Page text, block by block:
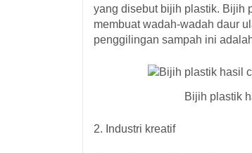
yang disebut bijih plastik. Bijih
membuat wadah-wadah daur
penggilingan sampah ini
Bijih plastik
2. Industri kreatif